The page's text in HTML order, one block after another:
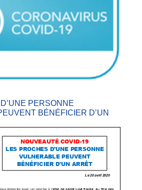
PERSONNE
BÉNÉFICIER D’UN